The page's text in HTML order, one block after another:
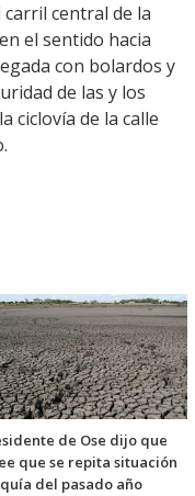
central de la
el sentido hacia
con bolardos y
de las y los
ciclovía de la calle
de Ose dijo que
que se repita situación
del pasado año